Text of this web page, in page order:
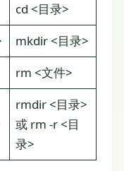
cd <目录>
mkdir <目录>
rm <文件>
rmdir <目录>
或 rm -r <目
录>